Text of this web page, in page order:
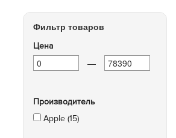
Фильтр товаров
Цена
—
Производитель
Apple (15)